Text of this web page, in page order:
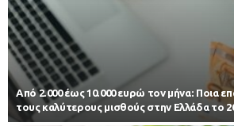
Από 2.000 έως 10.000 ευρώ τον μήνα: Ποια
τους καλύτερους μισθούς στην Ελλάδα το